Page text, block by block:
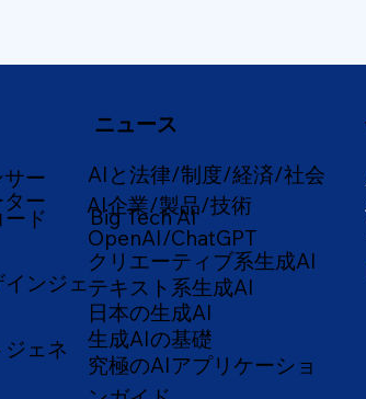
ー
ー
ド
ンジェ
ェネ
ニュース
AIと法律/制度/経済/社会
AI企業/製品/技術
Big Tech AI
OpenAI/ChatGPT
クリエーティブ系生成AI
テキスト系生成AI
日本の生成AI
生成AIの基礎
究極のAIアプリケーショ